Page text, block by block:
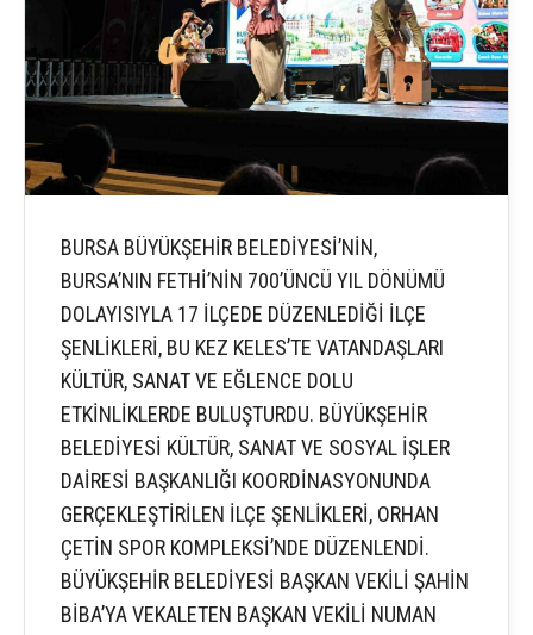
BURSA BÜYÜKŞEHİR BELEDİYESİ’NİN,
BURSA’NIN FETHİ’NİN 700’ÜNCÜ YIL DÖNÜMÜ
DOLAYISIYLA 17 İLÇEDE DÜZENLEDİĞİ İLÇE
ŞENLİKLERİ, BU KEZ KELES’TE VATANDAŞLARI
KÜLTÜR, SANAT VE EĞLENCE DOLU
ETKİNLİKLERDE BULUŞTURDU. BÜYÜKŞEHİR
BELEDİYESİ KÜLTÜR, SANAT VE SOSYAL İŞLER
DAİRESİ BAŞKANLIĞI KOORDİNASYONUNDA
GERÇEKLEŞTİRİLEN İLÇE ŞENLİKLERİ, ORHAN
ÇETİN SPOR KOMPLEKSİ’NDE DÜZENLENDİ.
BÜYÜKŞEHİR BELEDİYESİ BAŞKAN VEKİLİ ŞAHİN
BİBA’YA VEKALETEN BAŞKAN VEKİLİ NUMAN